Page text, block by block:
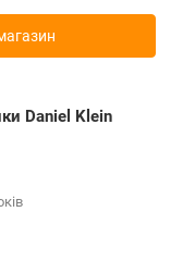
Daniel Klein